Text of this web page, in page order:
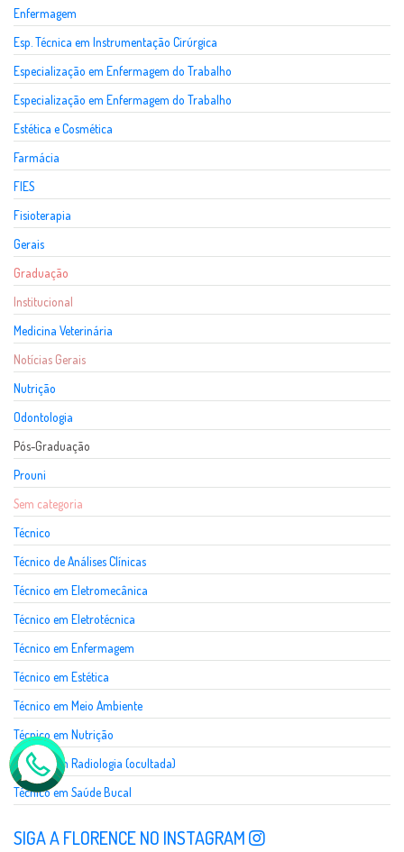
Enfermagem
Esp. Técnica em Instrumentação Cirúrgica
Especialização em Enfermagem do Trabalho
Especialização em Enfermagem do Trabalho
Estética e Cosmética
Farmácia
FIES
Fisioterapia
Gerais
Graduação
Institucional
Medicina Veterinária
Notícias Gerais
Nutrição
Odontologia
Pós-Graduação
Prouni
Sem categoria
Técnico
Técnico de Análises Clínicas
Técnico em Eletromecânica
Técnico em Eletrotécnica
Técnico em Enfermagem
Técnico em Estética
Técnico em Meio Ambiente
Técnico em Nutrição
Técnico em Radiologia (ocultada)
Técnico em Saúde Bucal
SIGA A FLORENCE NO INSTAGRAM